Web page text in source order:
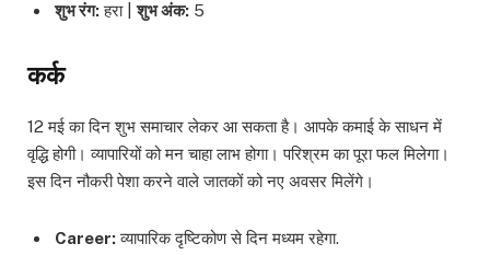
शुभ रंग:हरा |शुभ अंक: 5
कर्क
12 मई का दिन शुभ समाचार लेकर आ सकता है। आपके कमाई के साधन में
वृद्धि होगी। व्यापारियों को मन चाहा लाभ होगा। परिश्रम का पूरा फल मिलेगा।
इस दिन नौकरी पेशा करने वाले जातकों को नए अवसर मिलेंगे।
Career:व्यापारिक दृष्टिकोण से दिन मध्यम रहेगा.